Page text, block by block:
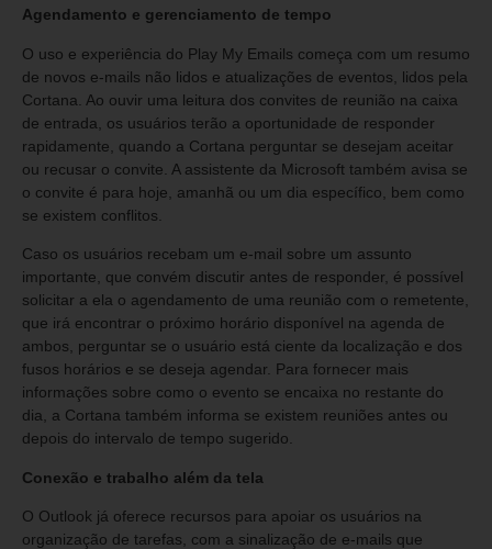
Agendamento e gerenciamento de tempo
O uso e experiência do Play My Emails começa com um resumo
de novos e-mails não lidos e atualizações de eventos, lidos pela
Cortana. Ao ouvir uma leitura dos convites de reunião na caixa
de entrada, os usuários terão a oportunidade de responder
rapidamente, quando a Cortana perguntar se desejam aceitar
ou recusar o convite. A assistente da Microsoft também avisa se
o convite é para hoje, amanhã ou um dia específico, bem como
se existem conflitos.
Caso os usuários recebam um e-mail sobre um assunto
importante, que convém discutir antes de responder, é possível
solicitar a ela o agendamento de uma reunião com o remetente,
que irá encontrar o próximo horário disponível na agenda de
ambos, perguntar se o usuário está ciente da localização e dos
fusos horários e se deseja agendar. Para fornecer mais
informações sobre como o evento se encaixa no restante do
dia, a Cortana também informa se existem reuniões antes ou
depois do intervalo de tempo sugerido.
Conexão e trabalho além da tela
O Outlook já oferece recursos para apoiar os usuários na
organização de tarefas, com a sinalização de e-mails que